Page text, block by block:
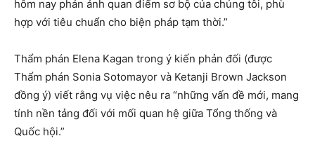
hôm nay phản ánh quan điểm sơ bộ của chúng tôi, phù
hợp với tiêu chuẩn cho biện pháp tạm thời.”
Thẩm phán Elena Kagan trong ý kiến phản đối (được
Thẩm phán Sonia Sotomayor và Ketanji Brown Jackson
đồng ý) viết rằng vụ việc nêu ra “những vấn đề mới, mang
tính nền tảng đối với mối quan hệ giữa Tổng thống và
Quốc hội.”